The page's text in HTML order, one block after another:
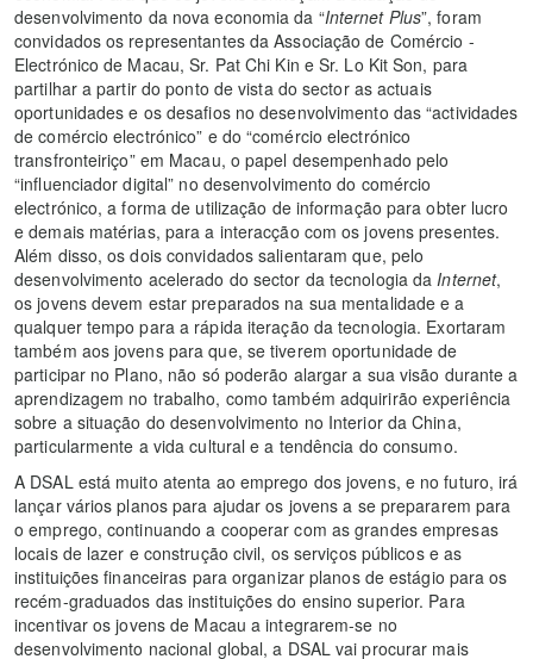
desenvolvimento da nova economia da “Internet Plus”, foram
convidados os representantes da Associação de Comércio -
Electrónico de Macau, Sr. Pat Chi Kin e Sr. Lo Kit Son, para
partilhar a partir do ponto de vista do sector as actuais
oportunidades e os desafios no desenvolvimento das “actividades
de comércio electrónico” e do “comércio electrónico
transfronteiriço” em Macau, o papel desempenhado pelo
“influenciador digital” no desenvolvimento do comércio
electrónico, a forma de utilização de informação para obter lucro
e demais matérias, para a interacção com os jovens presentes.
Além disso, os dois convidados salientaram que, pelo
desenvolvimento acelerado do sector da tecnologia daInternet,
os jovens devem estar preparados na sua mentalidade e a
qualquer tempo para a rápida iteração da tecnologia. Exortaram
também aos jovens para que, se tiverem oportunidade de
participar no Plano, não só poderão alargar a sua visão durante a
aprendizagem no trabalho, como também adquirirão experiência
sobre a situação do desenvolvimento no Interior da China,
particularmente a vida cultural e a tendência do consumo.
A DSAL está muito atenta ao emprego dos jovens, e no futuro, irá
lançar vários planos para ajudar os jovens a se prepararem para
o emprego, continuando a cooperar com as grandes empresas
locais de lazer e construção civil, os serviços públicos e as
instituições financeiras para organizar planos de estágio para os
recém-graduados das instituições do ensino superior. Para
incentivar os jovens de Macau a integrarem-se no
desenvolvimento nacional global, a DSAL vai procurar mais